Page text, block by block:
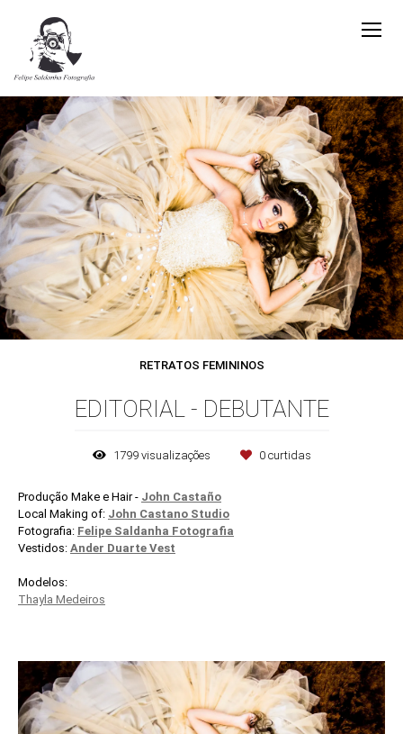
RETRATOS FEMININOS
EDITORIAL - DEBUTANTE
1799visualizações 0curtidas
Produção Make e Hair - John Castaño
Local Making of: John Castano Studio
Fotografia: Felipe Saldanha Fotografia
Vestidos: Ander Duarte Vest
Modelos:
Thayla Medeiros